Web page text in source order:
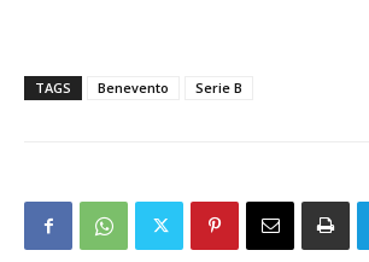
TAGS Benevento Serie B